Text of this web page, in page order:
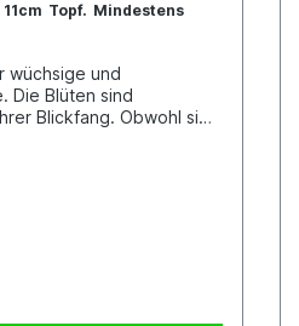
Topf. Mindestens
wüchsige und
Die Blüten sind
Blickfang. Obwohl sie